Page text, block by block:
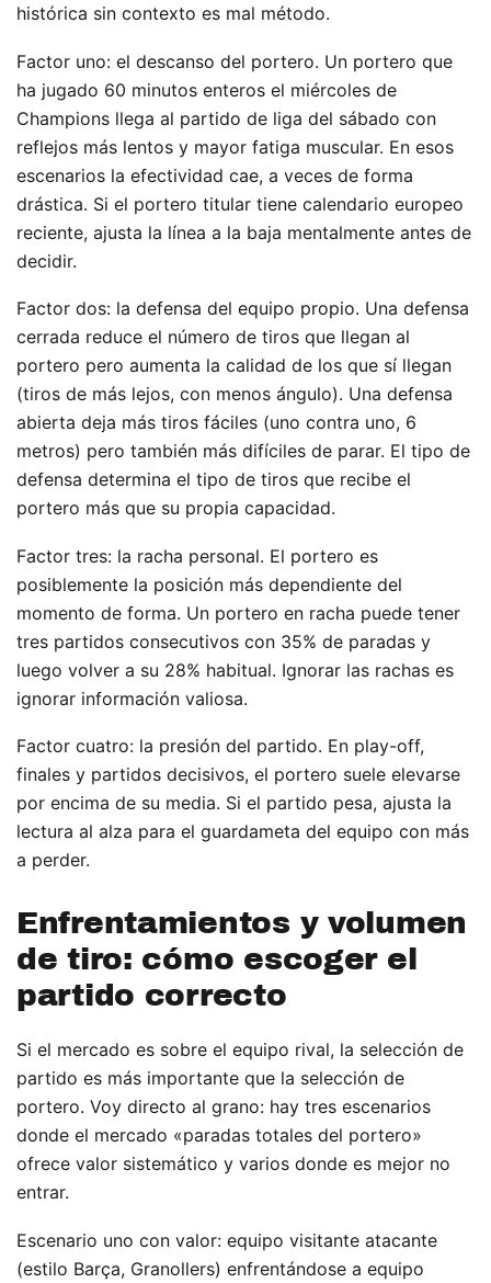
histórica sin contexto es mal método.
Factor uno: el descanso del portero. Un portero que
ha jugado 60 minutos enteros el miércoles de
Champions llega al partido de liga del sábado con
reflejos más lentos y mayor fatiga muscular. En esos
escenarios la efectividad cae, a veces de forma
drástica. Si el portero titular tiene calendario europeo
reciente, ajusta la línea a la baja mentalmente antes de
decidir.
Factor dos: la defensa del equipo propio. Una defensa
cerrada reduce el número de tiros que llegan al
portero pero aumenta la calidad de los que sí llegan
(tiros de más lejos, con menos ángulo). Una defensa
abierta deja más tiros fáciles (uno contra uno, 6
metros) pero también más difíciles de parar. El tipo de
defensa determina el tipo de tiros que recibe el
portero más que su propia capacidad.
Factor tres: la racha personal. El portero es
posiblemente la posición más dependiente del
momento de forma. Un portero en racha puede tener
tres partidos consecutivos con 35% de paradas y
luego volver a su 28% habitual. Ignorar las rachas es
ignorar información valiosa.
Factor cuatro: la presión del partido. En play-off,
finales y partidos decisivos, el portero suele elevarse
por encima de su media. Si el partido pesa, ajusta la
lectura al alza para el guardameta del equipo con más
a perder.
Enfrentamientos y volumen
de tiro: cómo escoger el
partido correcto
Si el mercado es sobre el equipo rival, la selección de
partido es más importante que la selección de
portero. Voy directo al grano: hay tres escenarios
donde el mercado «paradas totales del portero»
ofrece valor sistemático y varios donde es mejor no
entrar.
Escenario uno con valor: equipo visitante atacante
(estilo Barça, Granollers) enfrentándose a equipo